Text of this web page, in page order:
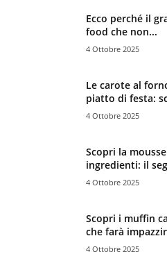
Ecco perché il
food che non...
4 Ottobre 2025
Le carote al
piatto di festa:
4 Ottobre 2025
Scopri la
ingredienti: il
4 Ottobre 2025
Scopri i muffin
che farà
4 Ottobre 2025